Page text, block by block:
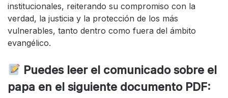
institucionales, reiterando su compromiso con la
verdad, la justicia y la protección de los más
vulnerables, tanto dentro como fuera del ámbito
evangélico.
Puedes leer el comunicado sobre el
papa en el siguiente documento PDF: